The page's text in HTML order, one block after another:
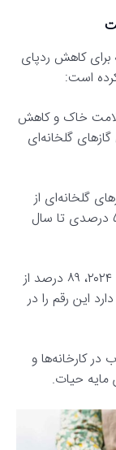
کاهش ردپای
است:
خاک و کاهش
گلخانه‌ای
کاهش ۲۰ درصدی گازهای گلخانه‌ای از
سال ۲۰۱۸ تاکنون، با هدف رسیدن به کاهش ۵۰ درصدی تا سال
انقلاب در بسته‌بندی: نستله موفق شده تا سال ۲۰۲۴، ۸۹ درصد از
این رقم را در
کارخانه‌ها و
مایه حیات.